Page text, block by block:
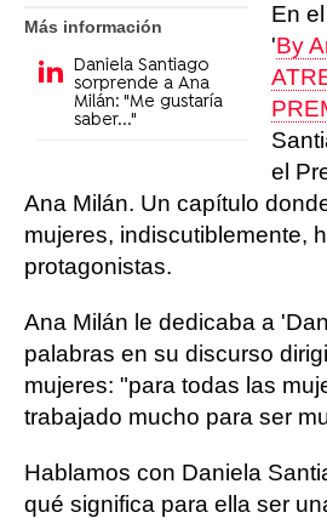
Más información
Daniela Santiago
sorprende a Ana
Milán: "Me gustaría
saber..."
En
'By
el
Ana Milán. Un capítulo
mujeres, indiscutiblemente,
protagonistas.
Ana Milán le dedicaba a
palabras en su discurso
mujeres: "para todas las
trabajado mucho para ser
Hablamos con Daniela
qué significa para ella ser